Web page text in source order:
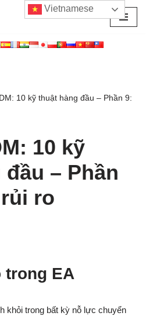
10 kỹ thuật hàng đầu – Phần 9:
10 kỹ
– Phần
ro
trong EA
khỏi trong bất kỳ nỗ lực chuyển
Vietnamese